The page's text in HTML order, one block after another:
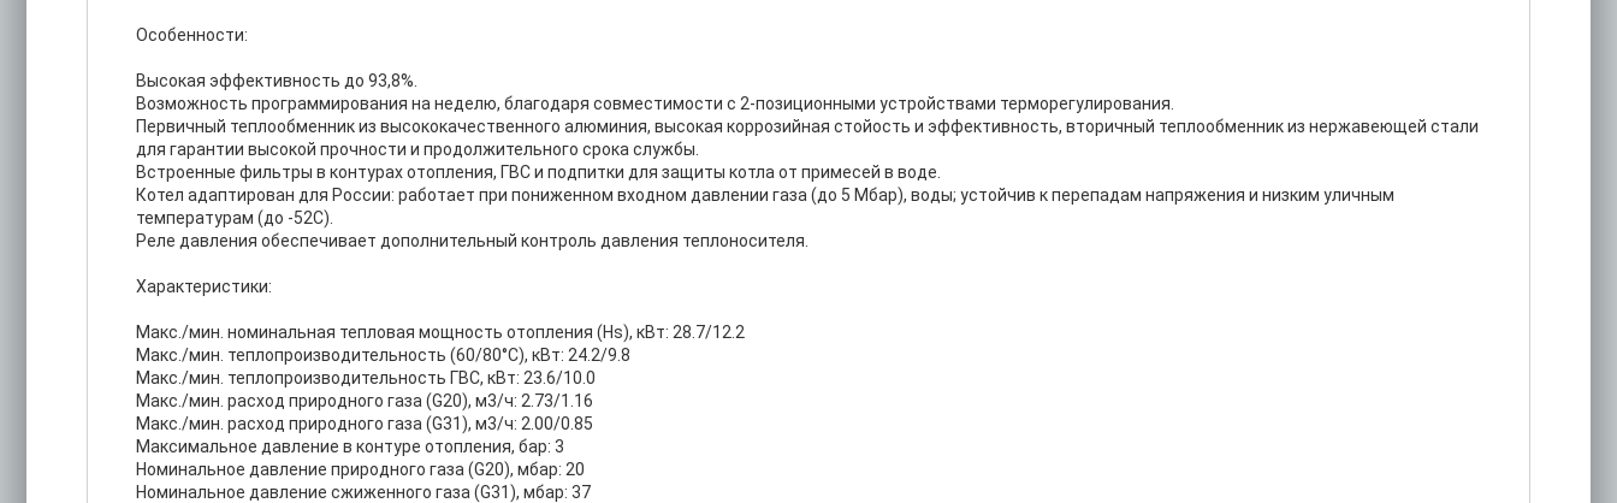
Особенности:
Высокая эффективность до 93,8%.
Возможность программирования на неделю, благодаря совместимости с 2-позиционными устройствами терморегулирования.
Первичный теплообменник из высококачественного алюминия, высокая коррозийная стойость и эффективность, вторичный теплообменник из нержавеющей стали
для гарантии высокой прочности и продолжительного срока службы.
Встроенные фильтры в контурах отопления, ГВС и подпитки для защиты котла от примесей в воде.
Котел адаптирован для России: работает при пониженном входном давлении газа (до 5 Мбар), воды; устойчив к перепадам напряжения и низким уличным
температурам (до -52С).
Реле давления обеспечивает дополнительный контроль давления теплоносителя.
Характеристики:
Макс./мин. номинальная тепловая мощность отопления (Hs), кВт: 28.7/12.2
Макс./мин. теплопроизводительность (60/80°С), кВт: 24.2/9.8
Макс./мин. теплопроизводительность ГВС, кВт: 23.6/10.0
Макс./мин. расход природного газа (G20), м3/ч: 2.73/1.16
Макс./мин. расход природного газа (G31), м3/ч: 2.00/0.85
Максимальное давление в контуре отопления, бар: 3
Номинальное давление природного газа (G20), мбар: 20
Номинальное давление сжиженного газа (G31), мбар: 37